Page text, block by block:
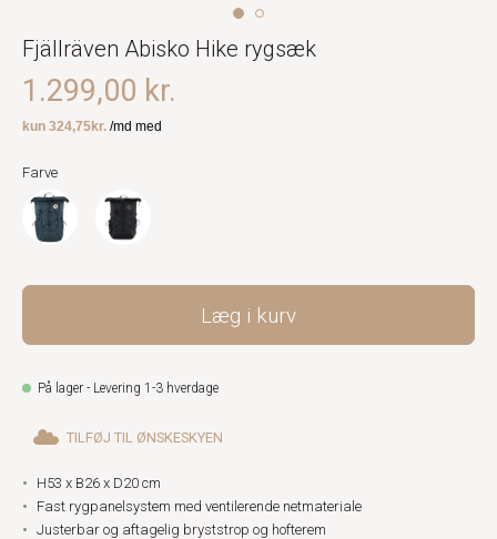
Fjällräven Abisko Hike rygsæk
1.299,00 kr.
Farve
Læg i kurv
På lager - Levering 1-3 hverdage
TILFØJ TIL ØNSKESKYEN
H53 x B26 x D20 cm
Fast rygpanelsystem med ventilerende netmateriale
Justerbar og aftagelig bryststrop og hofterem